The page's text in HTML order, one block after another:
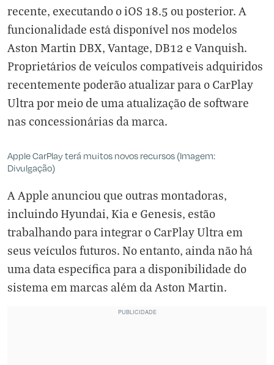
recente, executando o iOS 18.5 ou posterior. A
funcionalidade está disponível nos modelos
Aston Martin DBX, Vantage, DB12 e Vanquish.
Proprietários de veículos compatíveis adquiridos
recentemente poderão atualizar para o CarPlay
Ultra por meio de uma atualização de software
nas concessionárias da marca.
Apple CarPlay terá muitos novos recursos (Imagem:
Divulgação)
A Apple anunciou que outras montadoras,
incluindo Hyundai, Kia e Genesis, estão
trabalhando para integrar o CarPlay Ultra em
seus veículos futuros. No entanto, ainda não há
uma data específica para a disponibilidade do
sistema em marcas além da Aston Martin.